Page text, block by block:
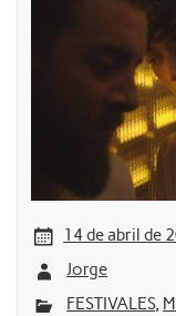
14 de abril de
Jorge
FESTIVALES,